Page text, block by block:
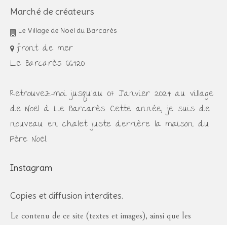
Marché de créateurs
Le Village de Noël du Barcarès
front de mer
Le Barcarès 66420
Retrouvez-moi jusqu'au 07 Janvier 2024 au village
de Noël à Le Barcarès. Cette année, je suis de
nouveau en chalet juste derrière la maison du
Père Noël.
Instagram
Copies et diffusion interdites.
Le contenu de ce site (textes et images), ainsi que les